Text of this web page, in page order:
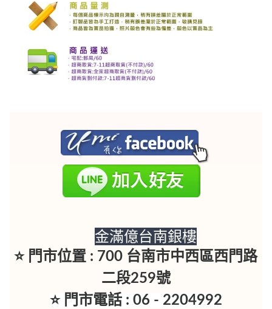
金滿億台南銀樓
⭐ 門市位置 : 700 台南市中西區西門路
二段259號
⭐ 門市電話 : 06 - 2204992